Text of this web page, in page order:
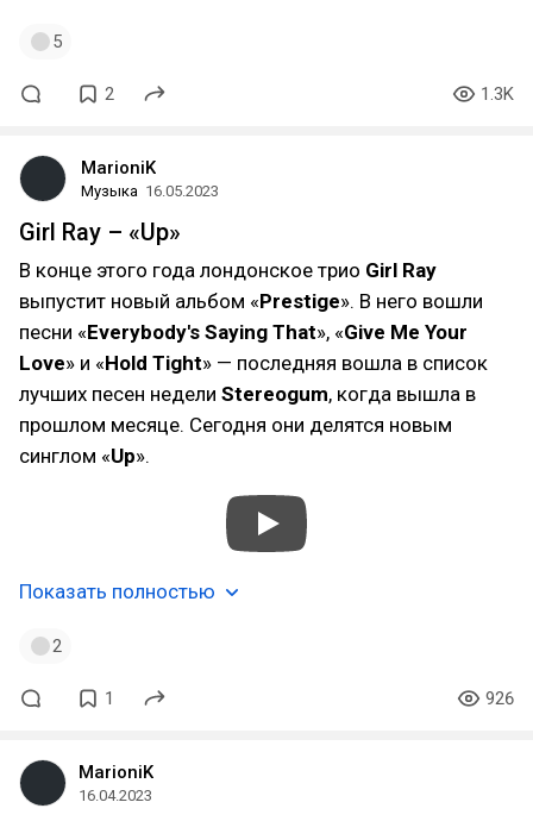
5
2 1.3K
MarioniK
Музыка 16.05.2023
Girl Ray – «Up»
В конце этого года лондонское трио Girl Ray
выпустит новый альбом «Prestige». В него вошли
песни «Everybody's Saying That», «Give Me Your
Love» и «Hold Tight» — последняя вошла в список
лучших песен недели Stereogum, когда вышла в
прошлом месяце. Сегодня они делятся новым
синглом «Up».
Показать полностью
2
1 926
MarioniK
16.04.2023